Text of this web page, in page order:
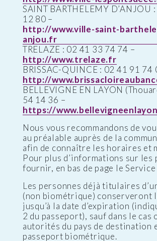
SAINT BARTHELEMY D’ANJOU
12 80 –
http://www.ville-saint-
anjou.fr
TRELAZE : 02 41 33 74 74 –
http://www.trelaze.fr
BRISSAC-QUINCE : 02 41 91 74
http://
BELLEVIGNE EN LAYON
54 14 36 –
https://
Nous vous recommandons de
au préalable auprès de la
afin de connaître les horaires et
Pour plus d’informations sur les
fournir, en bas de page le
Les personnes déjà titulaires
(non biométrique) conserveront
jusqu’à la date d’expiration
2 du passeport), sauf dans le cas
autorités du pays de destination
passeport biométrique.